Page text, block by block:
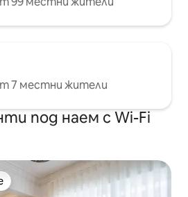
7 местни жители
под наем с Wi-Fi
на гостите